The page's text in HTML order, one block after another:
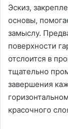
Эскиз,
основы,
замыслу.
поверхности
отслоится в
тщательно
завершения
красочного